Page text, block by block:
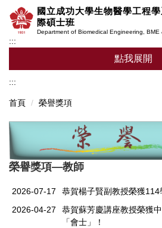
到
要
容
區
國立成功大學生物醫學工程
際碩士班
Department of Biomedical Engineering, BME
:::
點我展開
獎助學金
系心理師
醫工營
:::
首頁 榮譽獎項
榮譽獎項—教師
2026-07-17
恭賀楊子賢副教授榮獲
2026-04-27
恭賀蘇芳慶講座教授榮獲
「會士」！